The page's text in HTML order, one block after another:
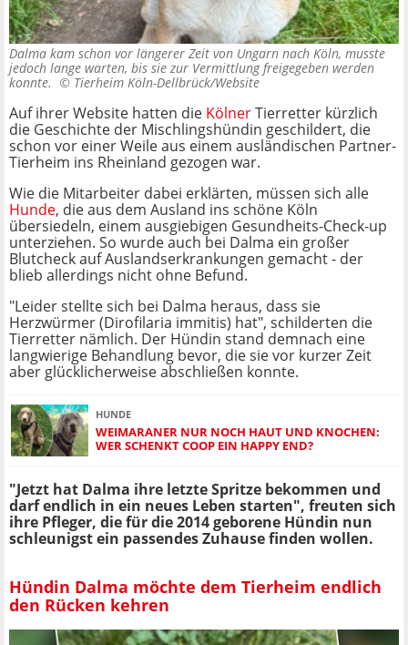
Dalma kam schon vor längerer Zeit von Ungarn nach Köln, musste
jedoch lange warten, bis sie zur Vermittlung freigegeben werden
konnte. © Tierheim Köln-Dellbrück/Website
Auf ihrer Website hatten die KölnerTierretter kürzlich
die Geschichte der Mischlingshündin geschildert, die
schon vor einer Weile aus einem ausländischen Partner-
Tierheim ins Rheinland gezogen war.
Wie die Mitarbeiter dabei erklärten, müssen sich alle
Hunde, die aus dem Ausland ins schöne Köln
übersiedeln, einem ausgiebigen Gesundheits-Check-up
unterziehen. So wurde auch bei Dalma ein großer
Blutcheck auf Auslandserkrankungen gemacht - der
blieb allerdings nicht ohne Befund.
"Leider stellte sich bei Dalma heraus, dass sie
Herzwürmer (Dirofilaria immitis) hat", schilderten die
Tierretter nämlich. Der Hündin stand demnach eine
langwierige Behandlung bevor, die sie vor kurzer Zeit
aber glücklicherweise abschließen konnte.
HUNDE
WEIMARANER NUR NOCH HAUT UND KNOCHEN:
WER SCHENKT COOP EIN HAPPY END?
"Jetzt hat Dalma ihre letzte Spritze bekommen und
darf endlich in ein neues Leben starten", freuten sich
ihre Pfleger, die für die 2014 geborene Hündin nun
schleunigst ein passendes Zuhause finden wollen.
Hündin Dalma möchte dem Tierheim endlich
den Rücken kehren